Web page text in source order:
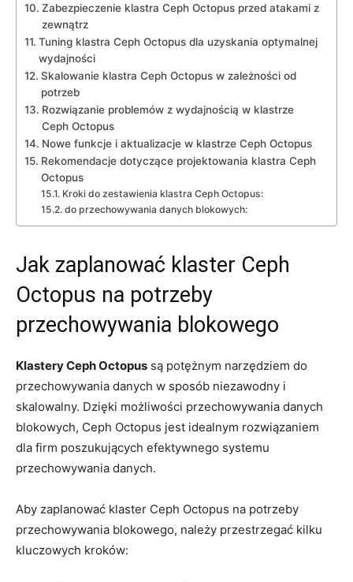
Zabezpieczenie‌ klastra‌ Ceph⁤ Octopus przed atakami z
⁣zewnątrz
Tuning ‍klastra Ceph Octopus⁢ dla uzyskania optymalnej
wydajności
Skalowanie klastra Ceph Octopus w ‍zależności od
potrzeb
Rozwiązanie problemów z​ wydajnością ‍w klastrze
Ceph Octopus
Nowe funkcje i ​aktualizacje​ w ​klastrze ‌Ceph Octopus
Rekomendacje dotyczące projektowania‌ klastra⁤ Ceph
Octopus
Kroki do zestawienia klastra Ceph Octopus:
do przechowywania ⁢danych blokowych:
Jak zaplanować klaster Ceph
Octopus na potrzeby
przechowywania⁣ blokowego
Klastery Ceph Octopus ‌są potężnym narzędziem do
przechowywania danych w sposób niezawodny i
skalowalny. Dzięki⁣ możliwości przechowywania danych
blokowych, ‌Ceph ‍Octopus ⁤jest idealnym ​rozwiązaniem‌
dla firm poszukujących efektywnego ‌systemu
przechowywania danych.
Aby zaplanować‌ klaster Ceph Octopus na potrzeby
przechowywania blokowego, należy przestrzegać kilku
‍kluczowych kroków: